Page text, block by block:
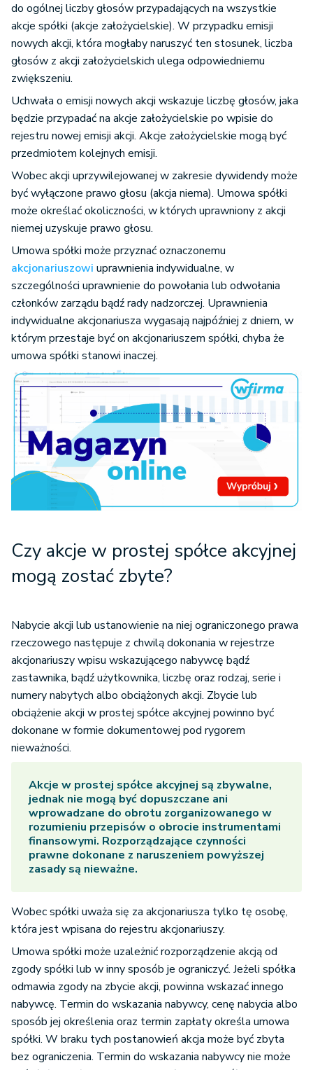
do ogólnej liczby głosów przypadających na wszystkie
akcje spółki (akcje założycielskie). W przypadku emisji
nowych akcji, która mogłaby naruszyć ten stosunek, liczba
głosów z akcji założycielskich ulega odpowiedniemu
zwiększeniu.
Uchwała o emisji nowych akcji wskazuje liczbę głosów, jaka
będzie przypadać na akcje założycielskie po wpisie do
rejestru nowej emisji akcji. Akcje założycielskie mogą być
przedmiotem kolejnych emisji.
Wobec akcji uprzywilejowanej w zakresie dywidendy może
być wyłączone prawo głosu (akcja niema). Umowa spółki
może określać okoliczności, w których uprawniony z akcji
niemej uzyskuje prawo głosu.
Umowa spółki może przyznać oznaczonemu
akcjonariuszowi uprawnienia indywidualne, w
szczególności uprawnienie do powołania lub odwołania
członków zarządu bądź rady nadzorczej. Uprawnienia
indywidualne akcjonariusza wygasają najpóźniej z dniem, w
którym przestaje być on akcjonariuszem spółki, chyba że
umowa spółki stanowi inaczej.
Czy akcje w prostej spółce akcyjnej
mogą zostać zbyte?
Nabycie akcji lub ustanowienie na niej ograniczonego prawa
rzeczowego następuje z chwilą dokonania w rejestrze
akcjonariuszy wpisu wskazującego nabywcę bądź
zastawnika, bądź użytkownika, liczbę oraz rodzaj, serie i
numery nabytych albo obciążonych akcji. Zbycie lub
obciążenie akcji w prostej spółce akcyjnej powinno być
dokonane w formie dokumentowej pod rygorem
nieważności.
Akcje w prostej spółce akcyjnej są zbywalne,
jednak nie mogą być dopuszczane ani
wprowadzane do obrotu zorganizowanego w
rozumieniu przepisów o obrocie instrumentami
finansowymi. Rozporządzające czynności
prawne dokonane z naruszeniem powyższej
zasady są nieważne.
Wobec spółki uważa się za akcjonariusza tylko tę osobę,
która jest wpisana do rejestru akcjonariuszy.
Umowa spółki może uzależnić rozporządzenie akcją od
zgody spółki lub w inny sposób je ograniczyć. Jeżeli spółka
odmawia zgody na zbycie akcji, powinna wskazać innego
nabywcę. Termin do wskazania nabywcy, cenę nabycia albo
sposób jej określenia oraz termin zapłaty określa umowa
spółki. W braku tych postanowień akcja może być zbyta
bez ograniczenia. Termin do wskazania nabywcy nie może